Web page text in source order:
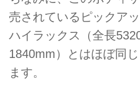
売されているピックア
ハイラックス（全長
1840mm）とはほぼ同
ます。